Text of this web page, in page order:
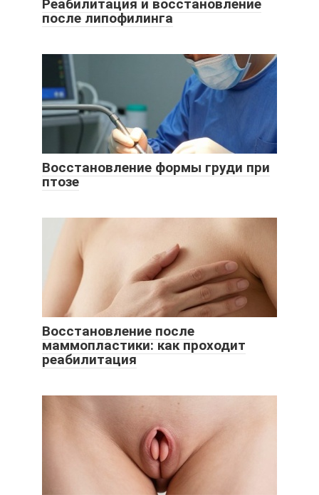
Реабилитация и восстановление
после липофилинга
Восстановление формы груди при
птозе
Восстановление после
маммопластики: как проходит
реабилитация